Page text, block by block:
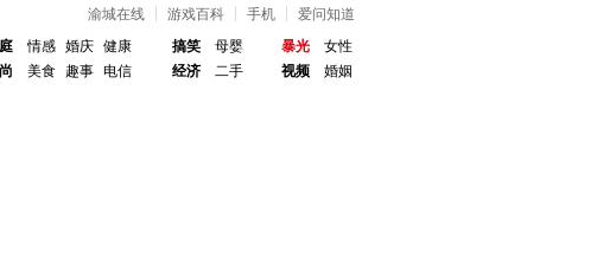
渝城在线 游戏百科 手机
爱问知道
情感 婚庆 健康
美食 趣事 电信
搞笑
母婴
经济
二手
暴光
女性
视频
婚姻